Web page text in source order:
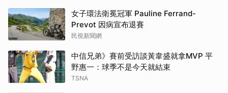
女子環法衛冕冠軍 Pauline Ferrand-
Prevot 因病宣布退賽
民視新聞網
中信兄弟》賽前受訪談黃韋盛就拿MVP 平
野惠一：球季不是今天就結束
TSNA